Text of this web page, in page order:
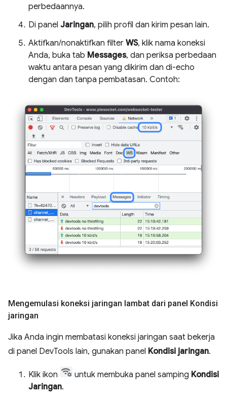
perbedaannya.
Di panel Jaringan, pilih profil dan kirim pesan lain.
Aktifkan/nonaktifkan filter WS, klik nama koneksi
Anda, buka tab Messages, dan periksa perbedaan
waktu antara pesan yang dikirim dan di-echo
dengan dan tanpa pembatasan. Contoh:
Mengemulasi koneksi jaringan lambat dari panel Kondisi
jaringan
Jika Anda ingin membatasi koneksi jaringan saat bekerja
di panel DevTools lain, gunakan panel Kondisi jaringan.
Klik ikon untuk membuka panel samping Kondisi
Jaringan.